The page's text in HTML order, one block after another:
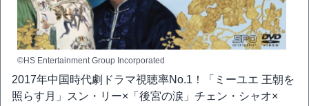
©HS Entertainment Group Incorporated
2017年中国時代劇ドラマ視聴率No.1！「ミーユエ 王朝を
照らす月」スン・リー×「後宮の涙」チェン・シャオ×